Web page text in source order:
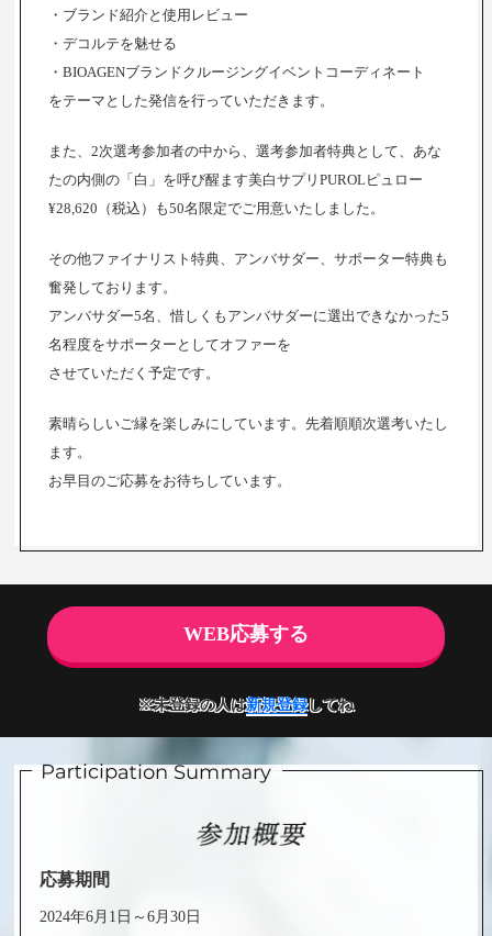
・ブランド紹介と使用レビュー
・デコルテを魅せる
・BIOAGENブランドクルージングイベントコーディネート
をテーマとした発信を行っていただきます。
また、2次選考参加者の中から、選考参加者特典として、あな
たの内側の「白」を呼び醒ます美白サプリPUROLピュロー
¥28,620（税込）も50名限定でご用意いたしました。
その他ファイナリスト特典、アンバサダー、サポーター特典も
奮発しております。
アンバサダー5名、惜しくもアンバサダーに選出できなかった5
名程度をサポーターとしてオファーを
させていただく予定です。
素晴らしいご縁を楽しみにしています。先着順順次選考いたし
ます。
お早目のご応募をお待ちしています。
WEB応募する
※未登録の人は新規登録してね
応募期間
2024年6月1日～6月30日